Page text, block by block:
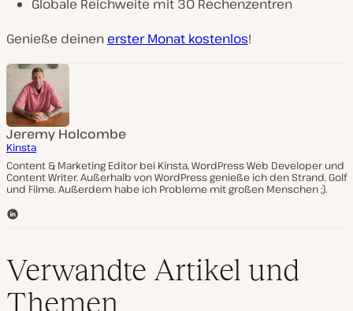
Globale Reichweite mit 30 Rechenzentren
Genieße deinen erster Monat kostenlos!
Jeremy Holcombe
Kinsta
Content & Marketing Editor bei Kinsta, WordPress Web Developer und
Content Writer. Außerhalb von WordPress genieße ich den Strand, Golf
und Filme. Außerdem habe ich Probleme mit großen Menschen ;).
L
k
e
d
I
Verwandte Artikel und
Themen